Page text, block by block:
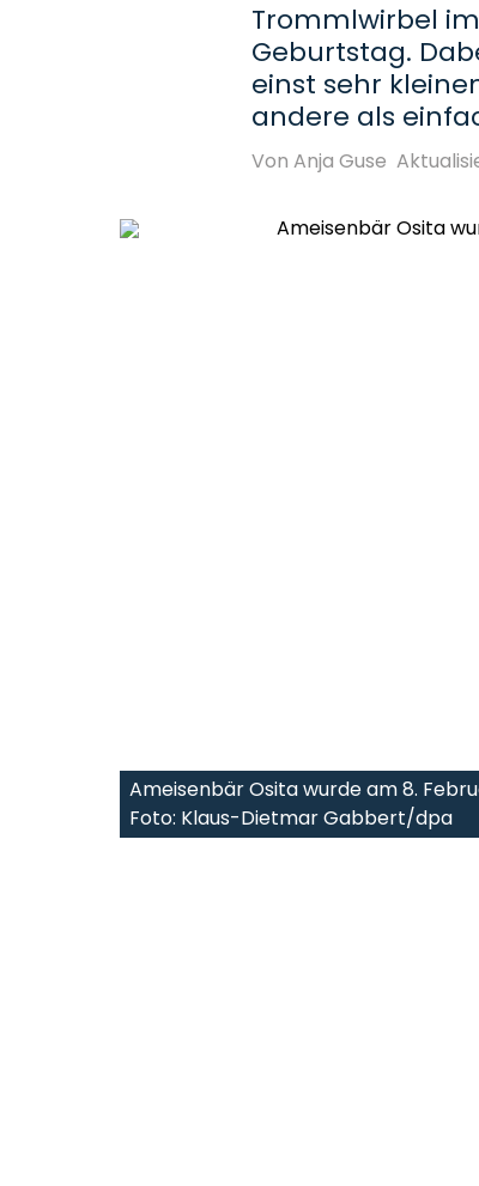
Trommlwirbel
Geburtstag.
einst sehr
andere als
Von Anja Guse
Ameisenbär Osita wurde am 8.
Foto: Klaus-Dietmar Gabbert/dpa